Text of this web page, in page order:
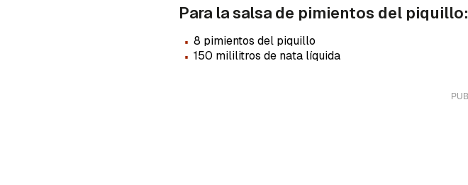
Para la salsa de pimientos del piquillo:
· 8 pimientos del piquillo
· 150 mililitros de nata líquida